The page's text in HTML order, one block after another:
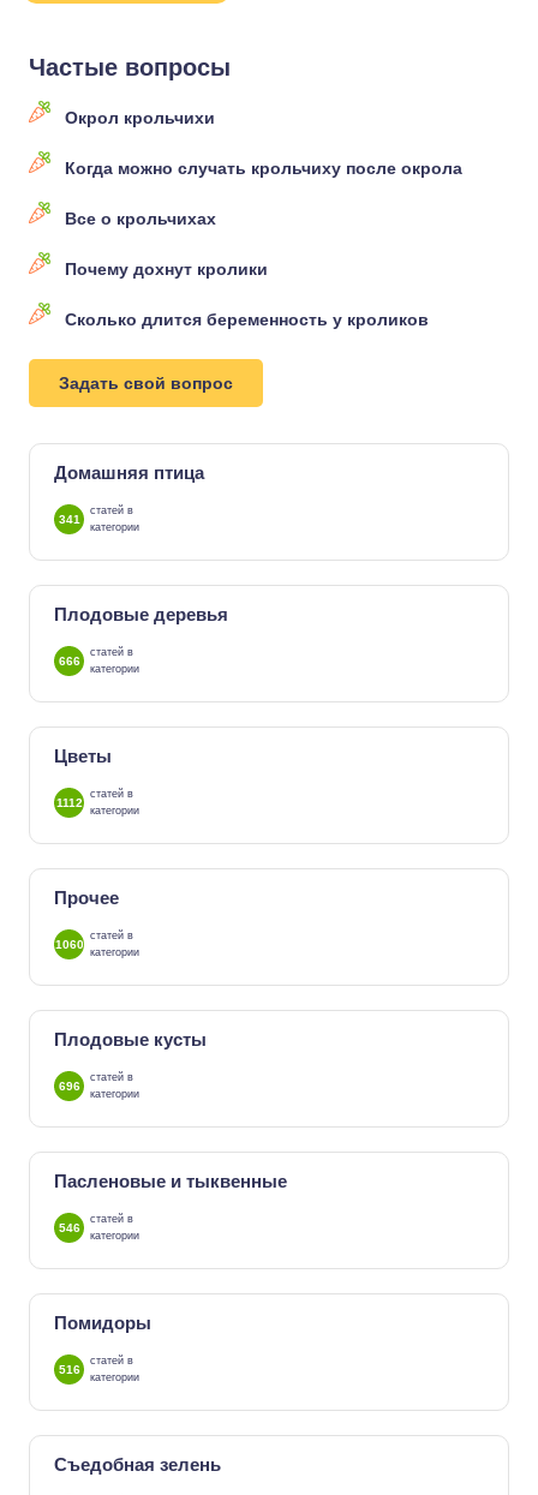
Частые вопросы
Окрол крольчихи
Когда можно случать крольчиху после окрола
Все о крольчихах
Почему дохнут кролики
Сколько длится беременность у кроликов
Задать свой вопрос
Домашняя птица
341
статей в
категории
Плодовые деревья
666
статей в
категории
Цветы
1112
статей в
категории
Прочее
1060
статей в
категории
Плодовые кусты
696
статей в
категории
Пасленовые и тыквенные
546
статей в
категории
Помидоры
516
статей в
категории
Съедобная зелень